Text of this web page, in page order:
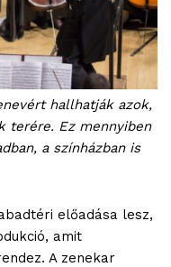
hallhatják azok,
terére. Ez mennyiben
a színházban is
előadása lesz,
amit
A zenekar